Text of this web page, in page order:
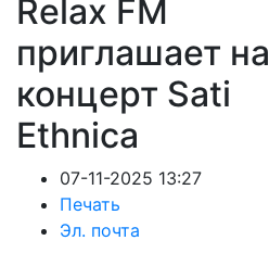
Relax FM
приглашает на
концерт Sati
Ethnica
07-11-2025 13:27
Печать
Эл. почта